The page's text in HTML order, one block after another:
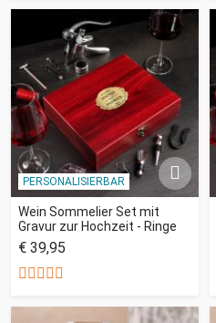
PERSONALISIERBAR
Wein Sommelier Set mit
Gravur zur Hochzeit - Ringe
€ 39,95